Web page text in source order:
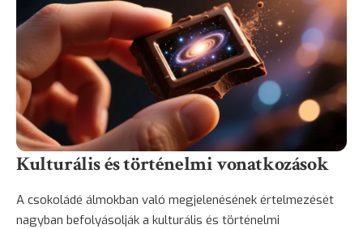
Kulturális és történelmi vonatkozások
A csokoládé álmokban való megjelenésének értelmezését
nagyban befolyásolják a kulturális és történelmi